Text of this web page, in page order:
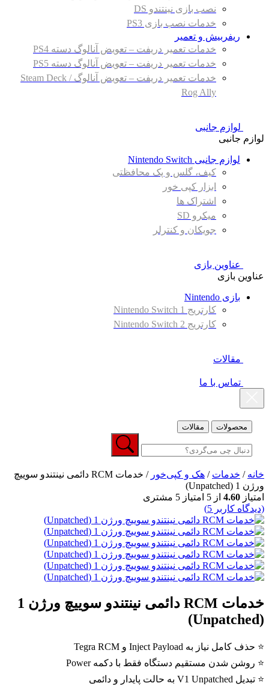
نصب بازی نینتندو DS
خدمات نصب بازی PS3
ریفربیش و تعمیر
خدمات تعمیر دریفت – تعویض آنالوگ دسته PS4
خدمات تعمیر دریفت – تعویض آنالوگ دسته PS5
خدمات تعمیر دریفت – تعویض آنالوگ Steam Deck /
Rog Ally
لوازم جانبی
لوازم جانبی
لوازم جانبی Nintendo Switch
کیف، گلس و پک محافظتی
ابزار کپی خور
اشتراک ها
میکرو SD
جویکان و کنترلر
عناوین بازی
عناوین بازی
بازی Nintendo
کارتریج Nintendo Switch 1
کارتریج Nintendo Switch 2
مقالات
تماس با ما
محصولات مقالات
خانه / خدمات / هک و کپی‌خور
/ خدمات RCM دائمی نینتندو سوییچ
ورژن 1 (Unpatched)
امتیاز 4.60 از 5 امتیاز 5 مشتری
(دیدگاه کاربر 5
)
خدمات RCM دائمی نینتندو سوییچ ورژن 1
(Unpatched)
⭐ حذف کامل نیاز به Inject Payload و Tegra RCM
⭐ روشن شدن مستقیم دستگاه فقط با دکمه Power
⭐ تبدیل V1 Unpatched به حالت پایدار و دائمی